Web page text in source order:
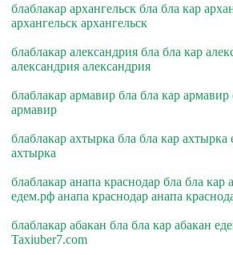
блаблакар архангельск бла бла кар
архангельск архангельск
блаблакар александрия бла бла кар
александрия александрия
блаблакар армавир бла бла кар
армавир
блаблакар ахтырка бла бла кар
ахтырка
блаблакар анапа краснодар бла бла кар
едем.рф анапа краснодар анапа
блаблакар абакан бла бла кар абакан
Taxiuber7.com